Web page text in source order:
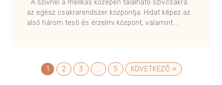
A szívnél a mellkas közepén található szívcsakra
az egész csakrarendszer központja. Hidat képez az
alsó három testi és érzelmi központ, valamint …
1 2 3 … 5 KÖVETKEZŐ »